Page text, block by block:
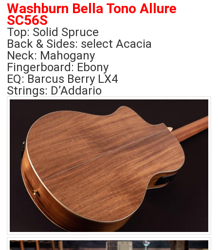
Washburn Bella Tono Allure
SC56S
Top: Solid Spruce
Back & Sides: select Acacia
Neck: Mahogany
Fingerboard: Ebony
EQ: Barcus Berry LX4
Strings: D’Addario